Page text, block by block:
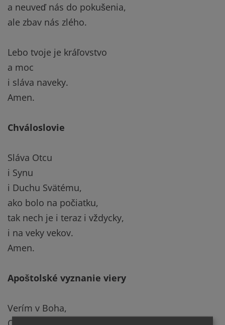
a neuveď nás do pokušenia,
ale zbav nás zlého.
Lebo tvoje je kráľovstvo
a moc
i sláva naveky.
Amen.
Chváloslovie
Sláva Otcu
i Synu
i Duchu Svätému,
ako bolo na počiatku,
tak nech je i teraz i vždycky,
i na veky vekov.
Amen.
Apoštolské vyznanie viery
Verím v Boha,